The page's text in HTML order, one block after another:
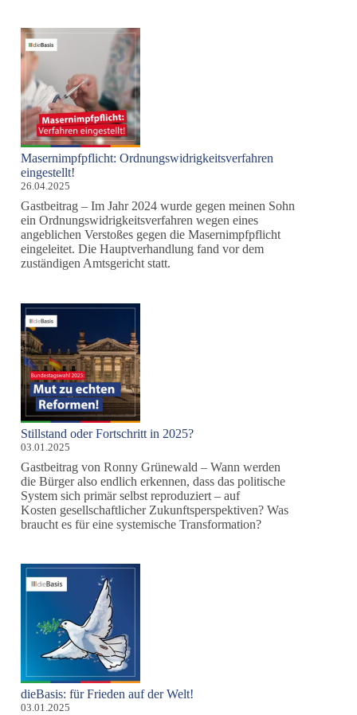
Masernimpfpflicht: Ordnungswidrigkeitsverfahren
eingestellt!
26.04.2025
Gastbeitrag – Im Jahr 2024 wurde gegen meinen Sohn
ein Ordnungswidrigkeitsverfahren wegen eines
angeblichen Verstoßes gegen die Masernimpfpflicht
eingeleitet. Die Hauptverhandlung fand vor dem
zuständigen Amtsgericht statt.
Stillstand oder Fortschritt in 2025?
03.01.2025
Gastbeitrag von Ronny Grünewald – Wann werden
die Bürger also endlich erkennen, dass das politische
System sich primär selbst reproduziert – auf
Kosten gesellschaftlicher Zukunftsperspektiven? Was
braucht es für eine systemische Transformation?
dieBasis: für Frieden auf der Welt!
03.01.2025